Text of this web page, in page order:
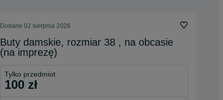
Dodane 02 sierpnia 2026
Buty damskie, rozmiar 38 , na obcasie
(na imprezę)
Tylko przedmiot
100 zł